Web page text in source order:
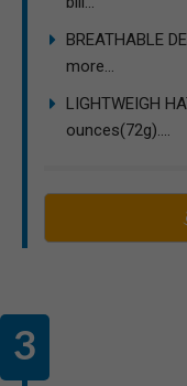
BREATHABLE
more...
LIGHTWEIGH
ounces(72g)....